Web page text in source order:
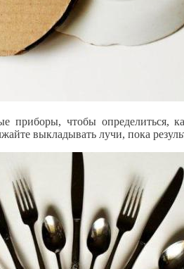
приборы, чтобы определиться,
выкладывать лучи, пока